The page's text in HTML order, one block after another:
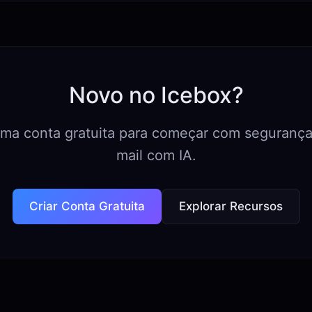
Novo no Icebox?
conta gratuita para começar com
mail com IA.
Criar Conta Gratuita Explorar Recursos